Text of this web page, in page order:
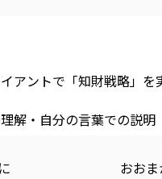
アントで「知財戦略」
解・自分の言葉での説明
おお